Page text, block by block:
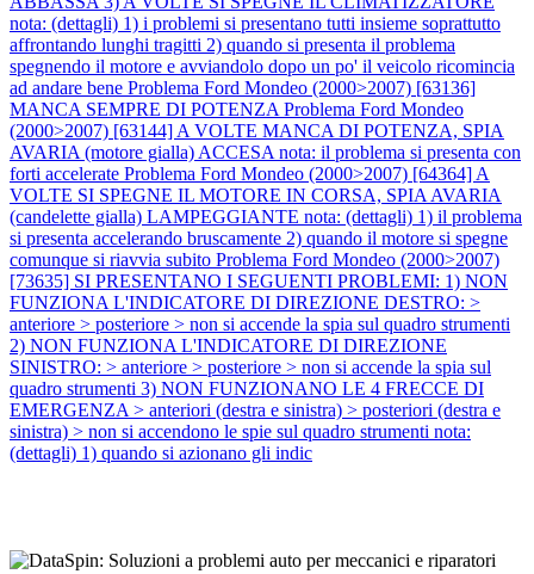
nota: (dettagli) 1) i problemi si presentano tutti insieme soprattutto
affrontando lunghi tragitti 2) quando si presenta il problema
spegnendo il motore e avviandolo dopo un po' il veicolo ricomincia
ad andare bene Problema Ford Mondeo (2000>2007) [63136]
MANCA SEMPRE DI POTENZA Problema Ford Mondeo
(2000>2007) [63144] A VOLTE MANCA DI POTENZA, SPIA
AVARIA (motore gialla) ACCESA nota: il problema si presenta con
forti accelerate Problema Ford Mondeo (2000>2007) [64364] A
VOLTE SI SPEGNE IL MOTORE IN CORSA, SPIA AVARIA
(candelette gialla) LAMPEGGIANTE nota: (dettagli) 1) il problema
si presenta accelerando bruscamente 2) quando il motore si spegne
comunque si riavvia subito Problema Ford Mondeo (2000>2007)
[73635] SI PRESENTANO I SEGUENTI PROBLEMI: 1) NON
FUNZIONA L'INDICATORE DI DIREZIONE DESTRO: >
anteriore > posteriore > non si accende la spia sul quadro strumenti
2) NON FUNZIONA L'INDICATORE DI DIREZIONE
SINISTRO: > anteriore > posteriore > non si accende la spia sul
quadro strumenti 3) NON FUNZIONANO LE 4 FRECCE DI
EMERGENZA > anteriori (destra e sinistra) > posteriori (destra e
sinistra) > non si accendono le spie sul quadro strumenti nota:
(dettagli) 1) quando si azionano gli indic